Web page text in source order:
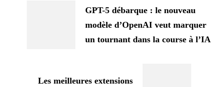
GPT-5 débarque : le nouveau
modèle d’OpenAI veut marquer
un tournant dans la course à l’IA
Les meilleures extensions